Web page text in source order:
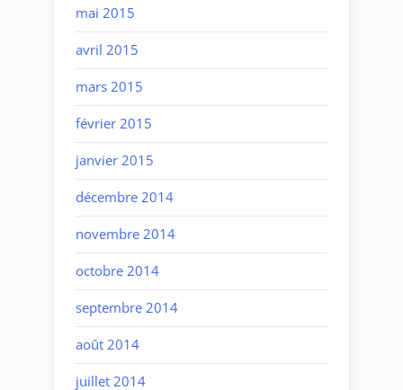
mai 2015
avril 2015
mars 2015
février 2015
janvier 2015
décembre 2014
novembre 2014
octobre 2014
septembre 2014
août 2014
juillet 2014